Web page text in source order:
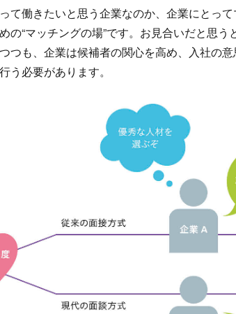
て働きたいと思う企業なのか、企業にとっ
の“マッチングの場”です。お見合いだと思
つも、企業は候補者の関心を高め、入社の
う必要があります。